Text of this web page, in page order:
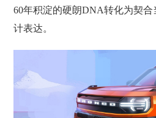
60年积淀的硬朗DNA转化为契
计表达。